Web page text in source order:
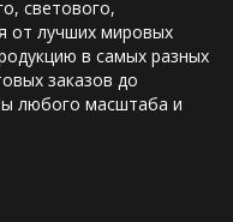
басам.
или пассивным
блоков, которые
уровня звука.
в стену
мощный бас без
светового,
от лучших мировых
в самых разных
заказов до
любого масштаба и